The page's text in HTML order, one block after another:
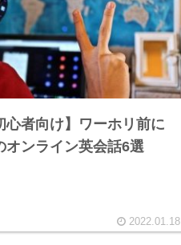
心者向け】ワーホリ前に
オンライン英会話6選
2022.01.18